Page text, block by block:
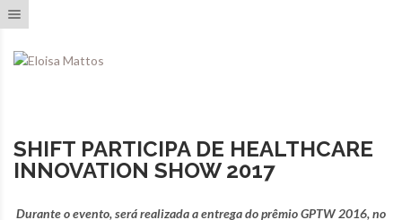
SHIFT PARTICIPA DE HEALTHCARE
INNOVATION SHOW 2017
Durante o evento, será realizada a entrega do prêmio GPTW 2016, no